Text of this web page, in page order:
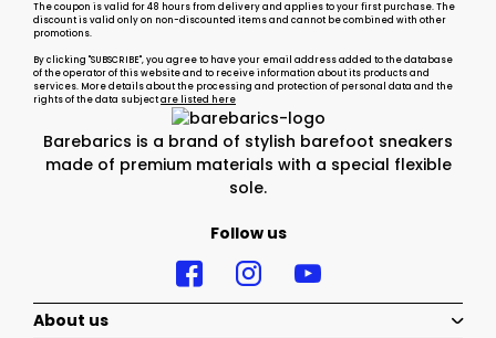
Barebarics is a brand of stylish barefoot sneakers
made of premium materials with a special flexible
sole.
Follow us
The coupon is valid for 48 hours from delivery and applies to your first purchase. The
discount is valid only on non-discounted items and cannot be combined with other
promotions.
By clicking "SUBSCRIBE", you agree to have your email address added to the database
of the operator of this website and to receive information about its products and
services. More details about the processing and protection of personal data and the
rights of the data subjectare listed here
About us